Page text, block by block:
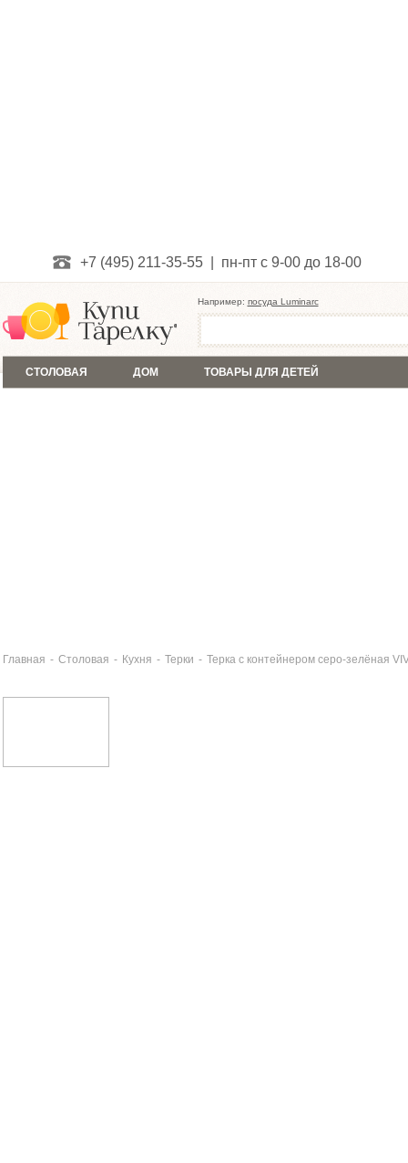
+7 (495) 211-35-55 | пн-пт с 9-00 до 18-00
Например: посуда Luminarc
СТОЛОВАЯ ДОМ ТОВАРЫ ДЛЯ ДЕТЕЙ
Главная - Столовая - Кухня - Терки - Терка с контейнером серо-зелёная